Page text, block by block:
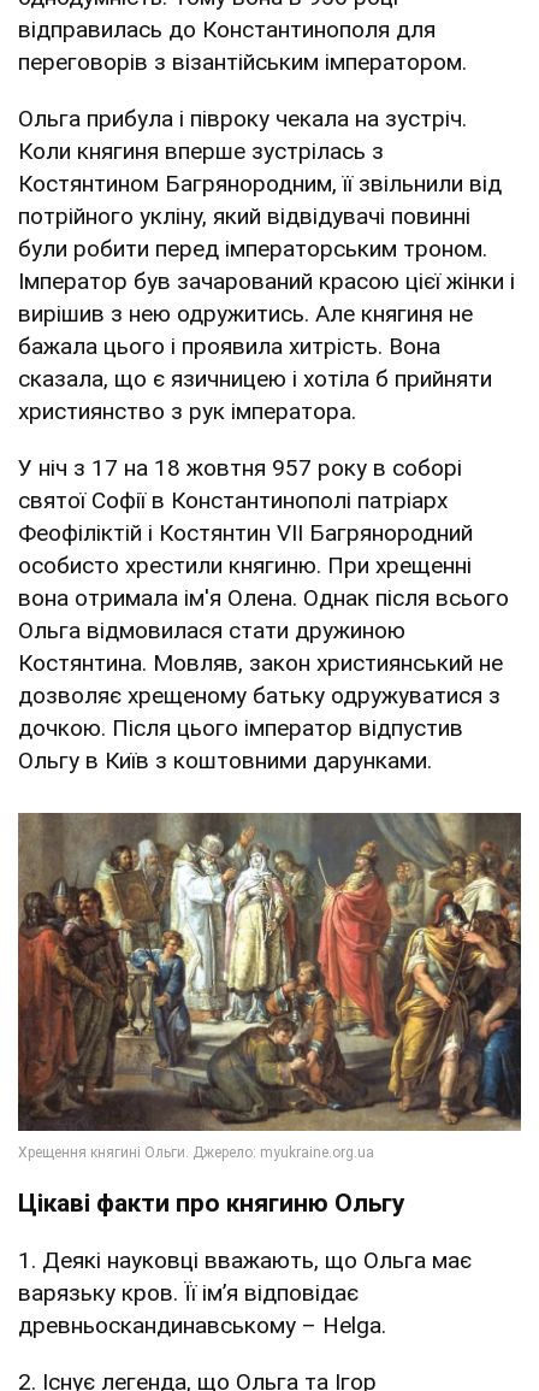
відправилась до Константинополя для
переговорів з візантійським імператором.
Ольга прибула і півроку чекала на зустріч.
Коли княгиня вперше зустрілась з
Костянтином Багрянородним, її звільнили від
потрійного укліну, який відвідувачі повинні
були робити перед імператорським троном.
Імператор був зачарований красою цієї жінки і
вирішив з нею одружитись. Але княгиня не
бажала цього і проявила хитрість. Вона
сказала, що є язичницею і хотіла б прийняти
християнство з рук імператора.
У ніч з 17 на 18 жовтня 957 року в соборі
святої Софії в Константинополі патріарх
Феофіліктій і Костянтин VII Багрянородний
особисто хрестили княгиню. При хрещенні
вона отримала ім'я Олена. Однак після всього
Ольга відмовилася стати дружиною
Костянтина. Мовляв, закон християнський не
дозволяє хрещеному батьку одружуватися з
дочкою. Після цього імператор відпустив
Ольгу в Київ з коштовними дарунками.
Цікаві факти про княгиню Ольгу
1. Деякі науковці вважають, що Ольга має
варязьку кров. Її ім’я відповідає
древньоскандинавському – Helga.
2. Існує легенда, що Ольга та Ігор